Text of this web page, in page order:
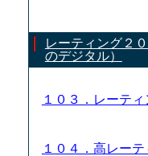
レーティング２
のデジタル）
１０３．レーテ
１０４．高レー